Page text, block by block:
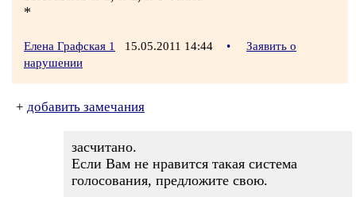
*
Елена Графская 1 15.05.2011 14:44 •
Заявить о
нарушении
+ добавить замечания
засчитано.
Если Вам не нравится такая система
голосования, предложите свою.